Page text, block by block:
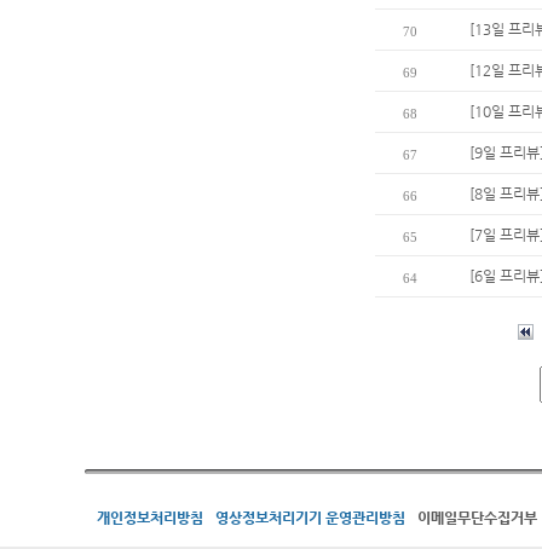
70 [13일 프리
69 [12일 프리
68 [10일 프리
67 [9일 프리
66 [8일 프리
65 [7일 프리뷰
64 [6일 프리
개인정보처리방침 영상정보처리기기 운영관리방침 이메일무단수집거부